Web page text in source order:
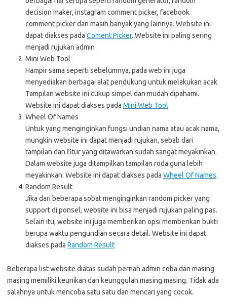
decision maker, instagram comment picker, facebook
comment picker dan masih banyak yang lainnya. Website ini
dapat diakses pada Coment Picker. Website ini paling sering
menjadi rujukan admin
Mini Web Tool
Hampir sama seperti sebelumnya, pada web ini juga
menyediakan berbagai alat pendukung untuk melakukan acak.
Tampilan website ini cukup simpel dan mudah dipahami.
Website ini dapat diakses pada Mini Web Tool.
Wheel Of Names
Untuk yang menginginkan fungsi undian nama atau acak nama,
mungkin website ini dapat menjadi rujukan, sebab dari
tampilan dan fitur yang ditawarkan sudah sangat meyakinkan.
Dalam website juga ditampilkan tampilan roda guna lebih
meyakinkan. Website ini dapat diakses pada Wheel Of Names.
Random Result
Jika dari beberapa sobat menginginkan random picker yang
support di ponsel, website ini bisa menjadi rujukan paling pas.
Selain itu, website ini juga memberikan opsi memberikan bukti
berupa waktu pengundian secara detail. Website ini dapat
diakses pada Random Result
Beberapa list website diatas sudah pernah admin coba dan masing
masing memiliki keunikan dan keunggulan masing masing. Tidak ada
salahnya untuk mencoba satu satu dan mencari yang cocok.